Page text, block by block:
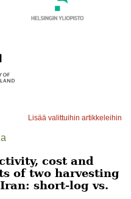
Lisää valittuihin artikkeleihin
cost and
of two harvesting
short-log vs.